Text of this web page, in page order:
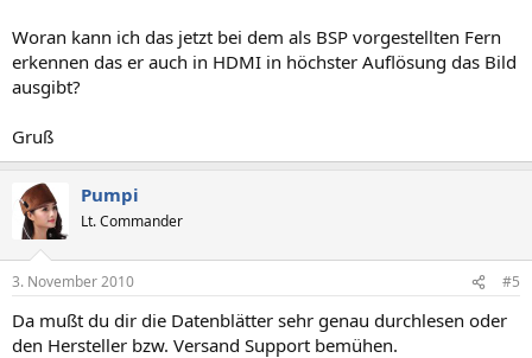
Woran kann ich das jetzt bei dem als BSP vorgestellten Fern
erkennen das er auch in HDMI in höchster Auflösung das Bild
ausgibt?
Gruß
Pumpi
Lt. Commander
3. November 2010 #5
Da mußt du dir die Datenblätter sehr genau durchlesen oder
den Hersteller bzw. Versand Support bemühen.